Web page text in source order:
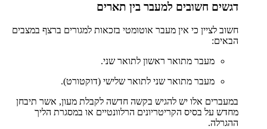
דגשים חשובים למעבר בין תארים
חשוב לציין כי אין מעבר אוטומטי בזכאות למגורים ברצף במצבים
הבאים:
מעבר מתואר ראשון לתואר שני.
מעבר מתואר שני לתואר שלישי (דוקטורט).
במעברים אלו יש להגיש בקשה חדשה לקבלת מעון, אשר תיבחן
מחדש על בסיס הקריטריונים הרלוונטיים או במסגרת הליך
ההגרלה.